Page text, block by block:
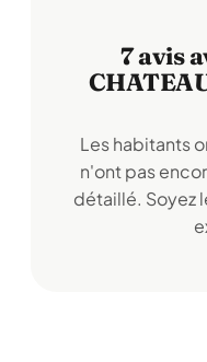
7 avis
Les habitants
n'ont pas
détaillé. Soyez